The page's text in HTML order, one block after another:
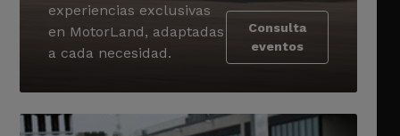
experiencias exclusivas
en MotorLand, adaptadas
a cada necesidad.
Consulta
eventos